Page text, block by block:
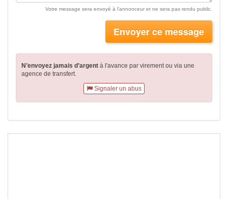
Votre message sera envoyé à l'annonceur et ne sera pas rendu public.
Envoyer ce message
N’envoyez jamais d’argent à l'avance par virementou via une
agence de transfert.
Signaler un abus